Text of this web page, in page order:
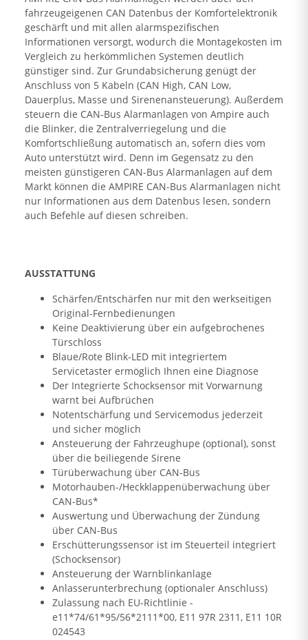
fahrzeugeigenen CAN Datenbus der Komfortelektronik
geschärft und mit allen alarmspezifischen
Informationen versorgt, wodurch die Montagekosten im
Vergleich zu herkömmlichen Systemen deutlich
günstiger sind. Zur Grundabsicherung genügt der
Anschluss von 5 Kabeln (CAN High, CAN Low,
Dauerplus, Masse und Sirenenansteuerung). Außerdem
steuern die CAN-Bus Alarmanlagen von Ampire auch
die Blinker, die Zentralverriegelung und die
Komfortschließung automatisch an, sofern dies vom
Auto unterstützt wird. Denn im Gegensatz zu den
meisten günstigeren CAN-Bus Alarmanlagen auf dem
Markt können die AMPIRE CAN-Bus Alarmanlagen nicht
nur Informationen aus dem Datenbus lesen, sondern
auch Befehle auf diesen schreiben.
AUSSTATTUNG
Schärfen/Entschärfen nur mit den werkseitigen
Original-Fernbedienungen
Keine Deaktivierung über ein aufgebrochenes
Türschloss
Blaue/Rote Blink-LED mit integriertem
Servicetaster ermöglich Ihnen eine Diagnose
Der Integrierte Schocksensor mit Vorwarnung
warnt bei Aufbrüchen
Notentschärfung und Servicemodus jederzeit
und sicher möglich
Ansteuerung der Fahrzeughupe (optional), sonst
über die beiliegende Sirene
Türüberwachung über CAN-Bus
Motorhauben-/Heckklappenüberwachung über
CAN-Bus*
Auswertung und Überwachung der Zündung
über CAN-Bus
Erschütterungssensor ist im Steuerteil integriert
(Schocksensor)
Ansteuerung der Warnblinkanlage
Anlasserunterbrechung (optionaler Anschluss)
Zulassung nach EU-Richtlinie -
e11*74/61*95/56*2111*00, E11 97R 2311, E11 10R
024543